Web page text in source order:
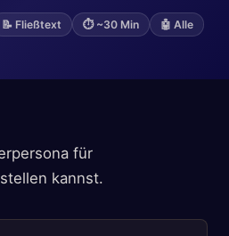
📝 Fließtext ⏱ ~30 Min 🤖 Alle
für
kannst.